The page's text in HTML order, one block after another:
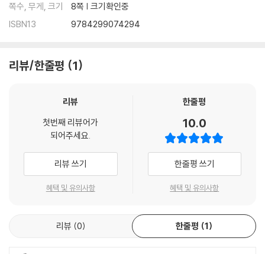
쪽수, 무게, 크기
8쪽 | 크기확인중
ISBN13
9784299074294
리뷰/한줄평 1
리뷰
첫번째 리뷰어가
되어주세요.
리뷰 쓰기
혜택 및 유의사항
한줄평
10.0
한줄평 쓰기
혜택 및 유의사항
리뷰 0 한줄평 1